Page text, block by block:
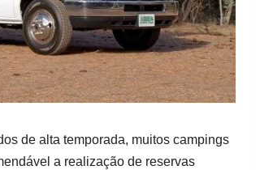
de alta temporada, muitos campings
a realização de reservas